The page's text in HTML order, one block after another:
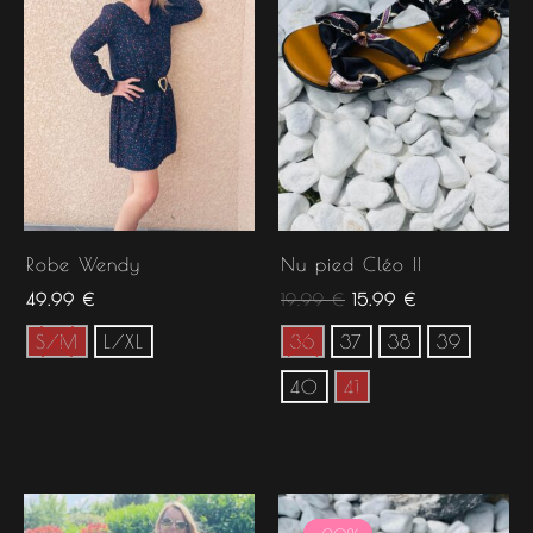
Robe Wendy
49.99 €
S/M L/XL
Nu pied Cléo II
19.99€
19.99 €.
15.99 €
15.99 €.
36 37 38 39
40 41
Le
prix
Le
prix